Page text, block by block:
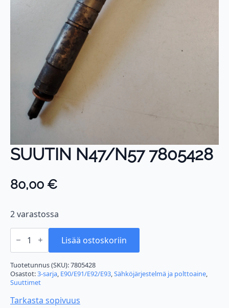
SUUTIN N47/N57 7805428
80,00 €
2 varastossa
SUUTIN
N47/N57
määrä
Lisää ostoskoriin
Tuotetunnus (SKU):7805428
Osastot:3-sarja, E90/E91/E92/E93,Sähköjärjestelmä ja polttoaine,
Suuttimet
Tarkasta sopivuus